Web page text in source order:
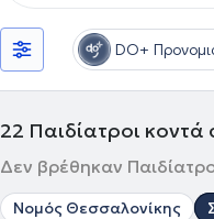
DO+
22 Παιδίατροι κοντά
Δεν βρέθηκαν
Νομός Θεσσαλονίκης